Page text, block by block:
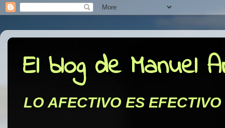
El blog de Manuel
LO AFECTIVO ES EFECTIVO